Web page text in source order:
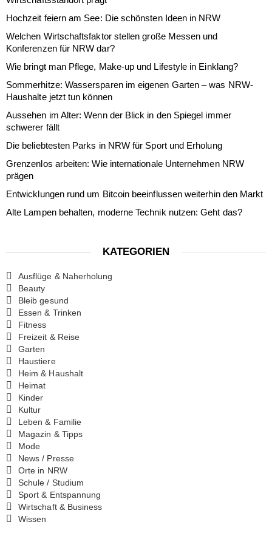
Hochzeit feiern am See: Die schönsten Ideen in NRW
Welchen Wirtschaftsfaktor stellen große Messen und
Konferenzen für NRW dar?
Wie bringt man Pflege, Make-up und Lifestyle in Einklang?
Sommerhitze: Wassersparen im eigenen Garten – was NRW-
Haushalte jetzt tun können
Aussehen im Alter: Wenn der Blick in den Spiegel immer
schwerer fällt
Die beliebtesten Parks in NRW für Sport und Erholung
Grenzenlos arbeiten: Wie internationale Unternehmen NRW
prägen
Entwicklungen rund um Bitcoin beeinflussen weiterhin den Markt
Alte Lampen behalten, moderne Technik nutzen: Geht das?
KATEGORIEN
Ausflüge & Naherholung
Beauty
Bleib gesund
Essen & Trinken
Fitness
Freizeit & Reise
Garten
Haustiere
Heim & Haushalt
Heimat
Kinder
Kultur
Leben & Familie
Magazin & Tipps
Mode
News / Presse
Orte in NRW
Schule / Studium
Sport & Entspannung
Wirtschaft & Business
Wissen